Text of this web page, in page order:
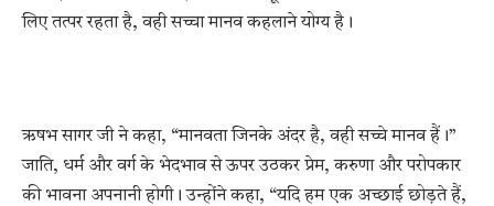
लिए तत्पर रहता है, वही सच्चा मानव कहलाने योग्य है।
ऋषभ सागर जी ने कहा, “मानवता जिनके अंदर है, वही सच्चे मानव हैं।”
जाति, धर्म और वर्ग के भेदभाव से ऊपर उठकर प्रेम, करुणा और परोपकार
की भावना अपनानी होगी। उन्होंने कहा, “यदि हम एक अच्छाई छोड़ते हैं,